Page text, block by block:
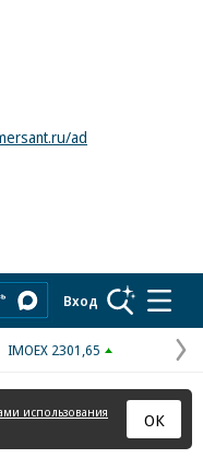
ad
Вход
IMOEX 2301,65
использования
ОК